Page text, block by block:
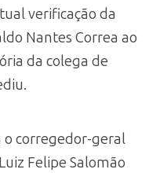
verificação da
Nantes Correa ao
da colega de
o corregedor-geral
Felipe Salomão